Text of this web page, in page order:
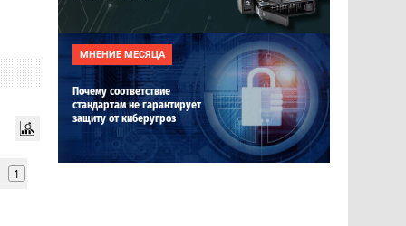
1
МНЕНИЕ МЕСЯЦА
Почему соответствие
стандартам не гарантирует
защиту от киберугроз